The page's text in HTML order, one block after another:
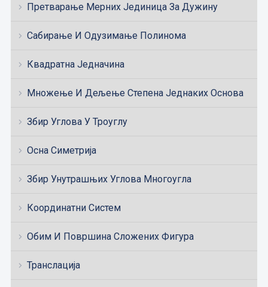
Претварање Мерних Јединица За Дужину
Сабирање И Одузимање Полинома
Квадратна Једначина
Множење И Дељење Степена Једнаких Основа
Збир Углова У Троуглу
Осна Симетрија
Збир Унутрашњих Углова Многоугла
Координатни Систем
Обим И Површина Сложених Фигура
Транслација